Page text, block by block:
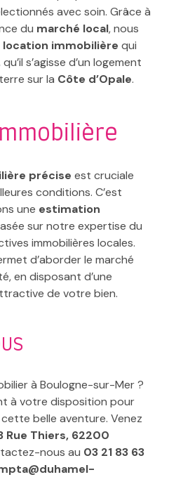
avec soin. Grâce à
du marché local, nous
immobilière qui
s’agisse d’un logement
sur la Côte d’Opale.
précise est cruciale
conditions. C’est
une estimation
sur notre expertise du
immobilières locales.
d’aborder le marché
en disposant d’une
de votre bien.
à Boulogne-sur-Mer ?
à votre disposition pour
belle aventure. Venez
Rue Thiers, 62200
nous au 03 21 83 63